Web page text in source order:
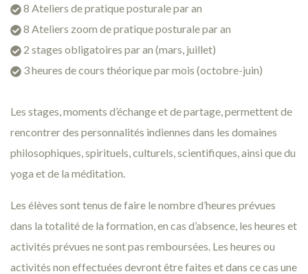
8 Ateliers de pratique posturale par an
8 Ateliers zoom de pratique posturale par an
2 stages obligatoires par an (mars, juillet)
3 heures de cours théorique par mois (octobre-juin)
Les stages, moments d’échange et de partage, permettent de
rencontrer des personnalités indiennes dans les domaines
philosophiques, spirituels, culturels, scientifiques, ainsi que du
yoga et de la méditation.
Les élèves sont tenus de faire le nombre d’heures prévues
dans la totalité de la formation, en cas d’absence, les heures et
activités prévues ne sont pas remboursées. Les heures ou
activités non effectuées devront être faites et dans ce cas une